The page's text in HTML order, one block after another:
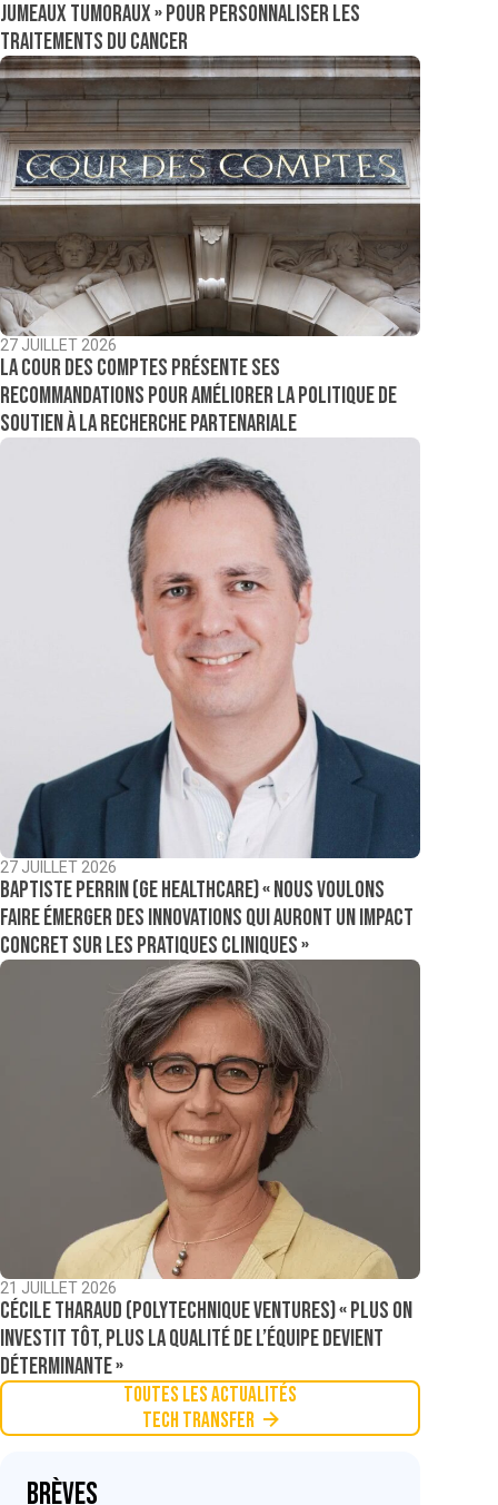
jumeaux tumoraux » pour personnaliser les
traitements du cancer
27 JUILLET 2026
La Cour des comptes présente ses
recommandations pour améliorer la politique de
soutien à la recherche partenariale
27 JUILLET 2026
Baptiste Perrin (GE Healthcare) « Nous voulons
faire émerger des innovations qui auront un impact
concret sur les pratiques cliniques »
21 JUILLET 2026
Cécile Tharaud (Polytechnique Ventures) « Plus on
investit tôt, plus la qualité de l’équipe devient
déterminante »
Toutes les actualités
Tech Transfer
Brèves